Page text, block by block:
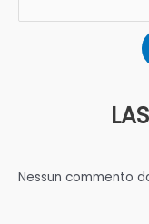
Nessun commento